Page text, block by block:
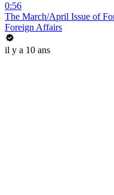
0:56
The March/April Issue of
Foreign Affairs
il y a 10 ans